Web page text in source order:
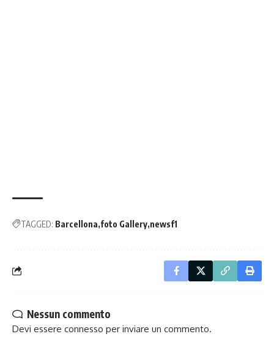
TAGGED: Barcellona foto Gallery newsf1
Nessun commento
Devi essere connesso per inviare un commento.